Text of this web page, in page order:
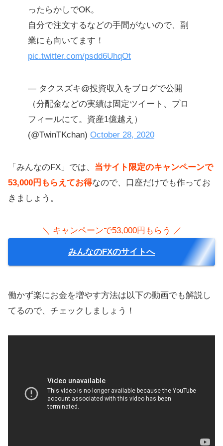
ったらかしでOK。
自分で注文するなどの手間がないので、副
業にも向いてます！
pic.twitter.com/psdd6UhqOt
— タクスズキ@投資収入をブログで公開
（分配金などの実績は固定ツイート、プロ
フィールにて。資産1億越え）
(@TwinTKchan) October 28, 2020
「みんなのFX」では、 当サイト限定のキャンペーンで
53,000円もらえてお得なので、口座だけでも作ってお
きましょう。
＼ キャンペーンで53,000円もらう ／
みんなのFXのサイトへ
働かず楽にお金を増やす方法は以下の動画でも解説し
てるので、チェックしましょう！